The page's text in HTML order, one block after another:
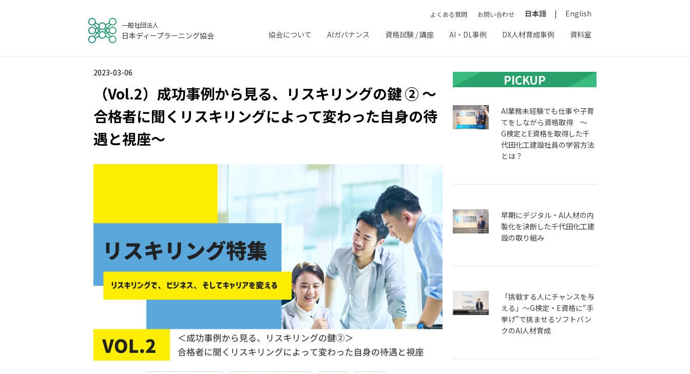
一般社団法人
日本ディープラーニング協会
よくある質問 お問い合わせ 日本語 English
協会について AIガバナンス 資格試験 / 講座 AI・DL事例 DX人材育成事例 資料室
2023-03-06
（Vol.2）成功事例から見る、リスキリングの鍵 ② 〜
合格者に聞くリスキリングによって変わった自身の待
遇と視座〜
PICKUP
AI業務未経験でも仕事や子育
てをしながら資格取得 ～
G検定とE資格を取得した千
代田化工建設社員の学習方法
とは？
早期にデジタル・AI人材の内
製化を決断した千代田化工建
設の取り組み
「挑戦する人にチャンスを与
える」～G検定・E資格に“手
挙げ”で挑ませるソフトバン
クのAI人材育成